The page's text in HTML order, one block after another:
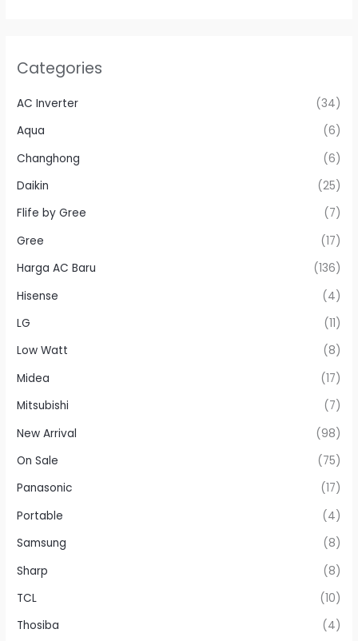
Categories
AC Inverter
(34)
Aqua
(6)
Changhong
(6)
Daikin
(25)
Flife by Gree
(7)
Gree
(17)
Harga AC Baru
(136)
Hisense
(4)
LG
(11)
Low Watt
(8)
Midea
(17)
Mitsubishi
(7)
New Arrival
(98)
On Sale
(75)
Panasonic
(17)
Portable
(4)
Samsung
(8)
Sharp
(8)
TCL
(10)
Thosiba
(4)